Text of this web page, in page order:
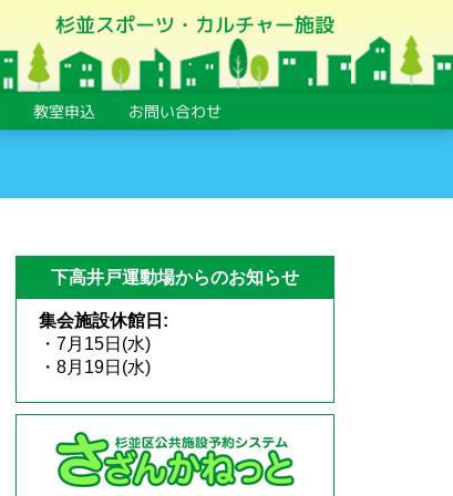
杉並スポーツ・カルチャー施設
下高井戸運動場からのお知らせ
集会施設休館日:
・7月15日(水)
・8月19日(水)
教室申込 お問い合わせ